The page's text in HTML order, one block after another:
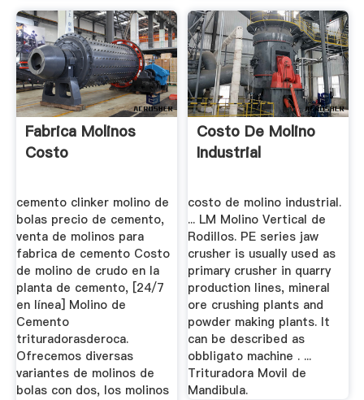
Fabrica Molinos
Costo
cemento clinker molino de
bolas precio de cemento,
venta de molinos para
fabrica de cemento Costo
de molino de crudo en la
planta de cemento, [24/7
en línea] Molino de
Cemento
trituradorasderoca.
Ofrecemos diversas
variantes de molinos de
bolas con dos, los molinos
Costo De Molino
Industrial
costo de molino industrial.
... LM Molino Vertical de
Rodillos. PE series jaw
crusher is usually used as
primary crusher in quarry
production lines, mineral
ore crushing plants and
powder making plants. It
can be described as
obbligato machine . ...
Trituradora Movil de
Mandibula.